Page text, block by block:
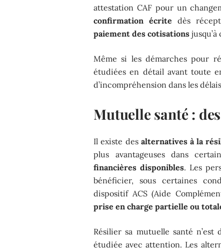
attestation CAF pour un
confirmation écrite dès
paiement des cotisations
Même si les démarches pour
étudiées en détail avant toute
d’incompréhension dans les
Mutuelle santé :
Il existe des alternatives à la
plus avantageuses dans
financières disponibles. Les
bénéficier, sous certaines
dispositif ACS (Aide
prise en charge partielle ou
Résilier sa mutuelle santé
étudiée avec attention. Les